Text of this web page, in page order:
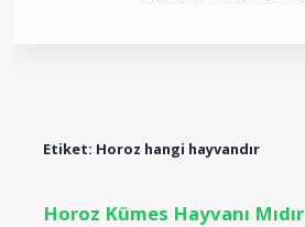
Etiket: Horoz hangi hayvandır
Horoz Kümes Hayvanı Mıdır